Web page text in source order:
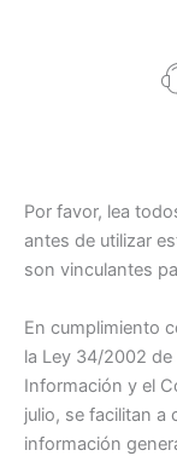
Por favor, lea
antes de utilizar
son vinculantes
En cumplimiento
la Ley 34/2002 de
Información y el
julio, se facilitan
información